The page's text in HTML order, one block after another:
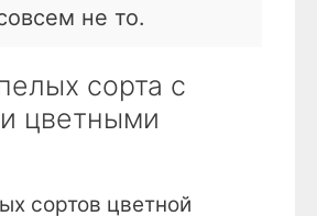
не то.
сорта с
цветными
сортов цветной